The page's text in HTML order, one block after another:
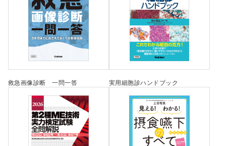
救急画像診断 一問一答 実用細胞診ハンドブック